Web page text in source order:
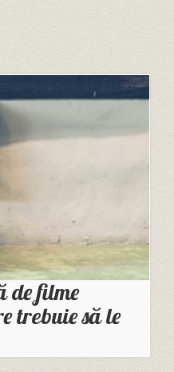
de filme
trebuie să le